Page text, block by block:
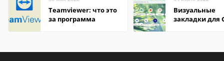
Teamviewer: что это
за программа
Визуальные
закладки для